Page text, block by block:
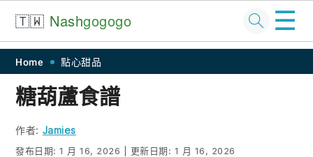
Skip
to
primary
navigation
Skip
to
main
content
Skip
to
primary
sidebar
Skip
to
footer
🇹🇼 Nashgogogo ☰
Home 點心甜品
糖葫蘆食譜
作者: Jamies
發布日期:1 月 16, 2026 更新日期: 1 月 16, 2026